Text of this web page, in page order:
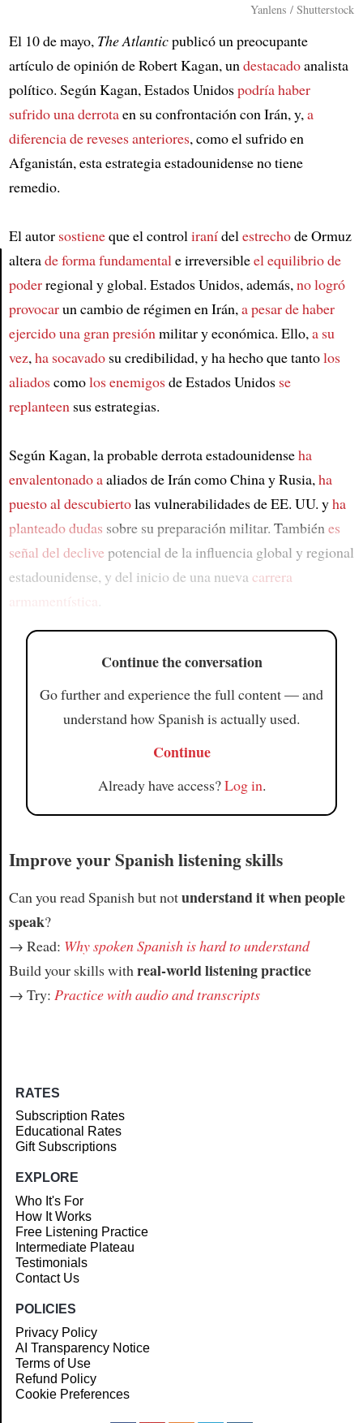
Yanlens / Shutterstock
El 10 de mayo, The Atlanticpublicó un preocupante
artículo de opinión de Robert Kagan, un destacadoanalista
político. Según Kagan, Estados Unidospodría haber
sufrido una derrotaen su confrontación con Irán, y, a
diferencia de reveses anteriores, como el sufrido en
Afganistán, esta estrategia estadounidense no tiene
remedio.
El autor sostieneque el control iranídel estrechode Ormuz
alterade forma fundamental e irreversibleel equilibrio de
poderregional y global. Estados Unidos, además, no logró
provocarun cambio de régimen en Irán, a pesar de haber
ejercido una gran presión militar y económica. Ello, a su
vez, ha socavadosu credibilidad, y ha hecho que tantolos
aliadoscomolos enemigosde Estados Unidos se
replanteen sus estrategias.
Según Kagan, la probable derrota estadounidenseha
envalentonado aaliados de Irán como China y Rusia, ha
puesto al descubiertolas vulnerabilidades de EE. UU. yha
planteado dudas sobre su preparación militar. También es
señal del declivepotencial de la influencia global y regional
estadounidense, y del inicio de una nueva carrera
armamentística
Continue the conversation
Go further and experience the full content — and
understand how Spanish is actually used.
Continue
Already have access?Log in.
Improve your Spanish listening skills
Can you read Spanish but notunderstand it when people
speak?
→ Read: Why spoken Spanish is hard to understand
Build your skills withreal-world listening practice
→ Try: Practice with audio and transcripts
RATES
Subscription Rates
Educational Rates
Gift Subscriptions
EXPLORE
Who It's For
How It Works
Free Listening Practice
Intermediate Plateau
Testimonials
Contact Us
POLICIES
Privacy Policy
AI Transparency Notice
Terms of Use
Refund Policy
Cookie Preferences